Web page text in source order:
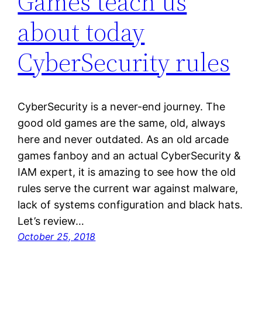
about today
CyberSecurity rules
CyberSecurity is a never-end journey. The
good old games are the same, old, always
here and never outdated. As an old arcade
games fanboy and an actual CyberSecurity &
IAM expert, it is amazing to see how the old
rules serve the current war against malware,
lack of systems configuration and black hats.
Let’s review…
October 25, 2018